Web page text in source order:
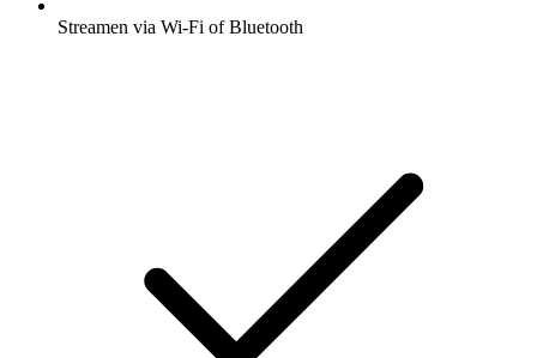
Streamen via Wi-Fi of Bluetooth